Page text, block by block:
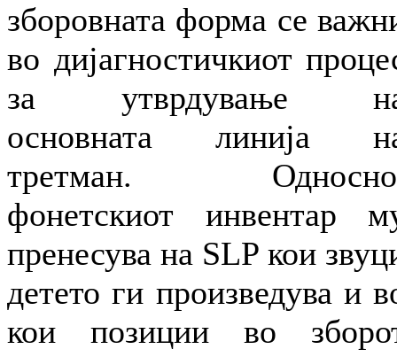
зборовната форма се
во дијагностичкиот
за утврдување
основната линија
третман.
фонетскиот инвентар
пренесува на SLP кои
детето ги произведува и
кои позиции во